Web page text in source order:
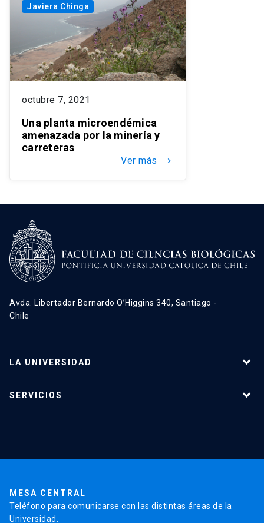
Javiera Chinga
octubre 7, 2021
Una planta microendémica
amenazada por la minería y
carreteras
Ver más keyboard_arrow_right
Avda. Libertador Bernardo O’Higgins 340, Santiago -
Chile
LA UNIVERSIDAD
Investigación
SERVICIOS
MESA CENTRAL
Teléfono para comunicarse con las distintas áreas de la
Universidad.